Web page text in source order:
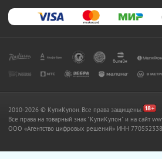
2010-2026 © КупиКупон. Все права защищены.
Все права на товарный знак "КупиКупон" и на сайт
OOO «Агентство цифровых решений» ИНН